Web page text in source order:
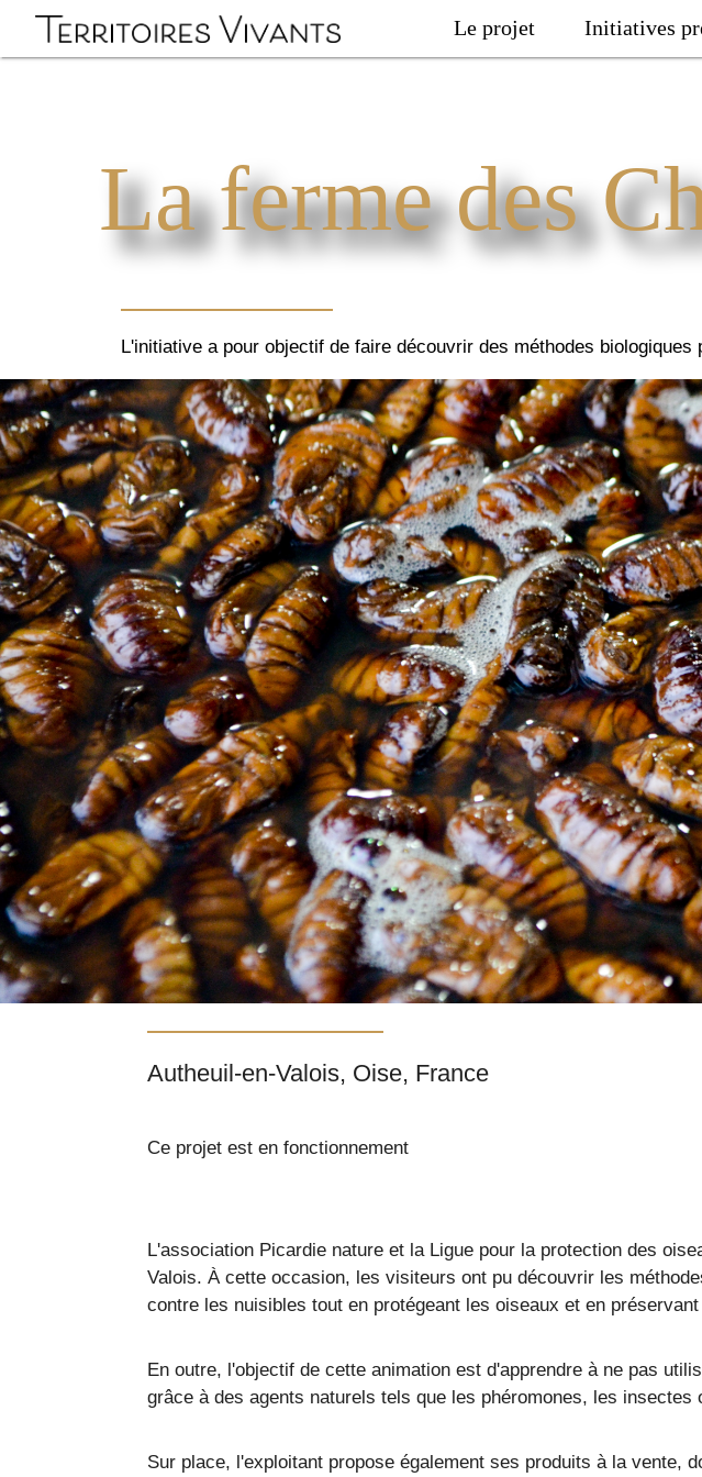
Le projet Initiatives
La ferme des
L'initiative a pour objectif de faire découvrir des méthodes
Autheuil-en-Valois, Oise, France
Ce projet est en fonctionnement
L'association Picardie nature et la Ligue pour la protection des
Valois. À cette occasion, les visiteurs ont pu découvrir les
contre les nuisibles tout en protégeant les oiseaux et en
En outre, l'objectif de cette animation est d'apprendre à ne pas
grâce à des agents naturels tels que les phéromones, les insectes
Sur place, l'exploitant propose également ses produits à la vente,